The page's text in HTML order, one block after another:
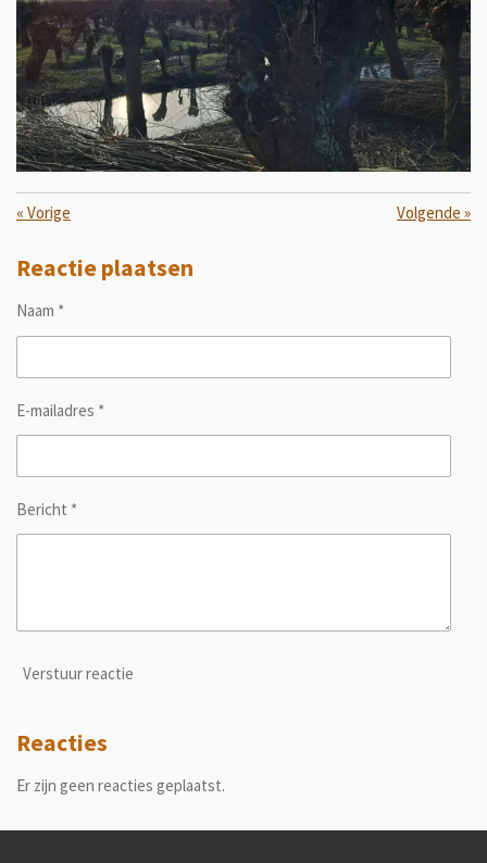
« Vorige Volgende »
Reactie plaatsen
Naam *
E-mailadres *
Bericht *
Verstuur reactie
Reacties
Er zijn geen reacties geplaatst.